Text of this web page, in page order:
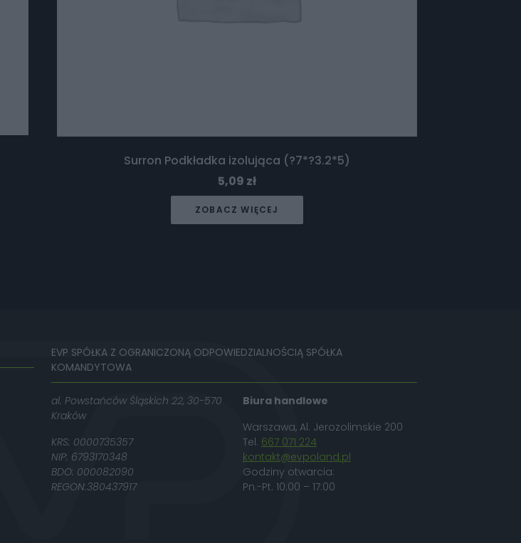
Surron Podkładka izolująca (?7*?3.2*5)
5,09 zł
ZOBACZ WIĘCEJ
EVP SPÓŁKA Z OGRANICZONĄ ODPOWIEDZIALNOŚCIĄ SPÓŁKA
KOMANDYTOWA
al. Powstańców Śląskich 22, 30-570
Kraków
KRS: 0000735357
NIP: 6793170348
BDO: 000082090
REGON:380437917
Biura handlowe
Warszawa, Al. Jerozolimskie 200
Tel. 667 071 224
kontakt@evpoland.pl
Godziny otwarcia:
Pn.-Pt. 10:00 – 17:00